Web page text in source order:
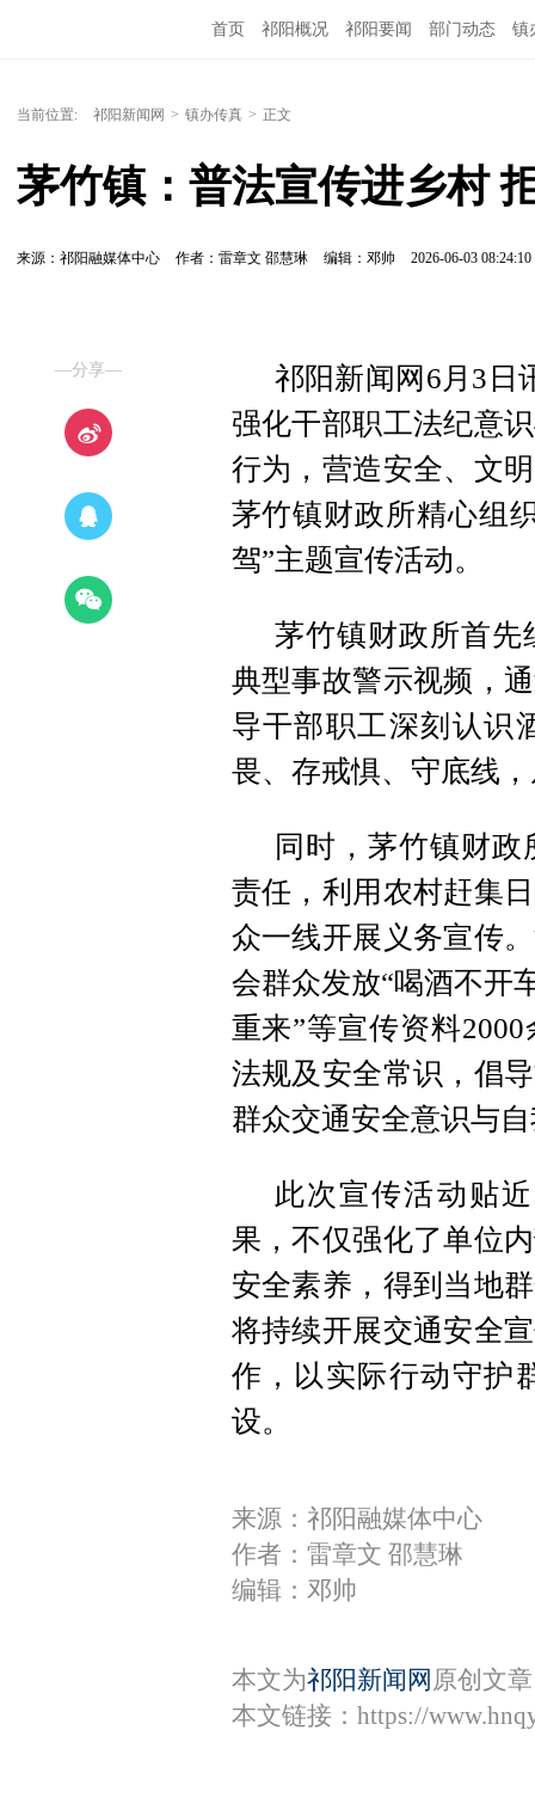
首页 祁阳概况 祁阳要闻 部门动态 镇
当前位置: 祁阳新闻网 > 镇办传真 > 正文
茅竹镇：普法宣传进乡村
来源：祁阳融媒体中心 作者：雷章文 邵慧琳 编辑：邓帅 2026-06-03 08:24:10
—分享—
祁阳新闻网6月3日
强化干部职工法纪意
行为，营造安全、文
茅竹镇财政所精心组
驾”主题宣传活动。
茅竹镇财政所首先
典型事故警示视频，
导干部职工深刻认识
畏、存戒惧、守底线
同时，茅竹镇财
责任，利用农村赶集
众一线开展义务宣传
会群众发放“喝酒不开
重来”等宣传资料
法规及安全常识，倡
群众交通安全意识与
此次宣传活动贴
果，不仅强化了单位
安全素养，得到当地
将持续开展交通安全
作，以实际行动守护
设。
来源：祁阳融媒体中心
作者：雷章文 邵慧琳
编辑：邓帅
本文为祁阳新闻网 原创文
本文链接： https://